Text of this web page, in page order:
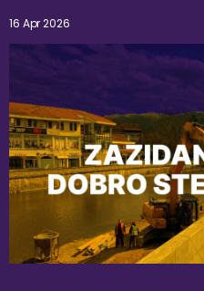
16 Apr 2026